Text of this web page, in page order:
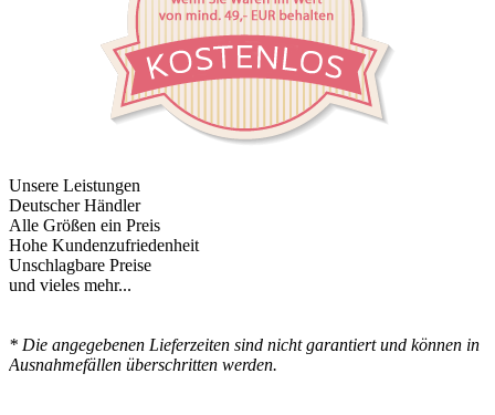
Unsere Leistungen
Deutscher Händler
Alle Größen ein Preis
Hohe Kundenzufriedenheit
Unschlagbare Preise
und vieles mehr...
* Die angegebenen Lieferzeiten sind nicht garantiert und können in
Ausnahmefällen überschritten werden.